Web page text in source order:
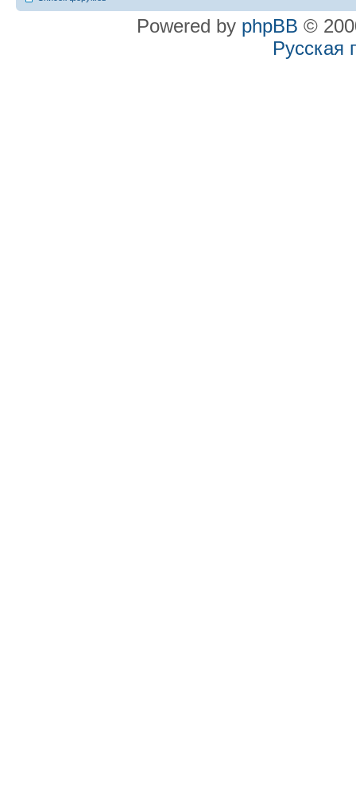
Powered by phpBB ©
Русская